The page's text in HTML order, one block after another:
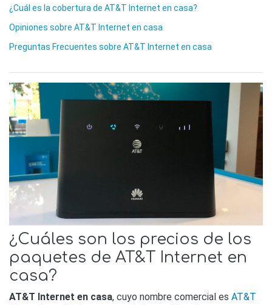
¿Cuál es la cobertura de AT&T Internet en casa?
Opiniones sobre AT&T Internet en casa
Preguntas Frecuentes sobre AT&T Internet en casa
¿Cuáles son los precios de los
paquetes de AT&T Internet en
casa?
AT&T Internet en casa, cuyo nombre comercial es AT&T